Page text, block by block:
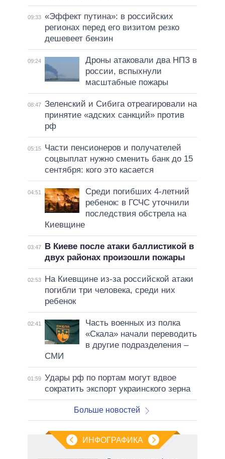
09:33 «Эффект путина»: в российских
регионах перед его визитом резко
дешевеет бензин
09:24
Дроны атаковали два НПЗ в
россии, вспыхнули
масштабные пожары
08:47 Зеленский и Сибига отреагировали на
принятие «адских санкций» против
рф
05:15
Части пенсионеров и получателей
соцвыплат нужно сменить банк до 15
сентября: кого это касается
04:51
Среди погибших 4-летний
ребенок: в ГСЧС уточнили
последствия обстрела на
Киевщине
03:47
В Киеве после атаки баллистикой в
двух районах произошли пожары
02:53
На Киевщине из-за российской атаки
погибли три человека, среди них
ребенок
02:41
Часть военных из полка
«Скала» начали переводить
в другие подразделения –
СМИ
01:59 Удары рф по портам могут вдвое
сократить экспорт украинского зерна
Больше новостей
ИНФОГРАФИКА